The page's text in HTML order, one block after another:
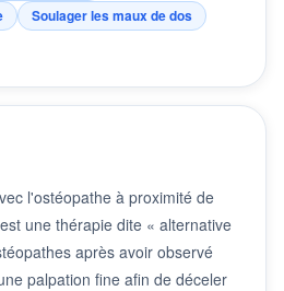
Soulager les maux de dos
l'ostéopathe à proximité de
une thérapie dite « alternative
après avoir observé
palpation fine afin de déceler